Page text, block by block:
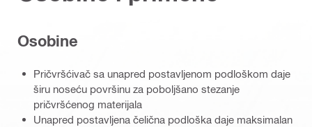
Osobine
Pričvršćivač sa unapred postavljenom podloškom daje
širu noseću površinu za poboljšano stezanje
pričvršćenog materijala
Unapred postavljena čelična podloška daje maksimalan